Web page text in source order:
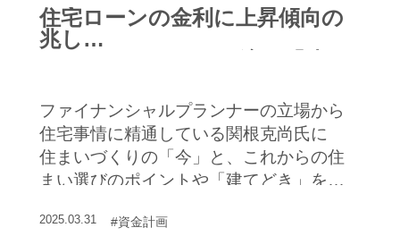
住宅ローンの金利に上昇傾向の
兆し
ファイナンシャルプランナーの立場から
住宅事情に精通している関根克尚氏に
住まいづくりの「今」と、これからの住
まい選びのポイントや「建てどき」をう
2025.03.31 #資金計画